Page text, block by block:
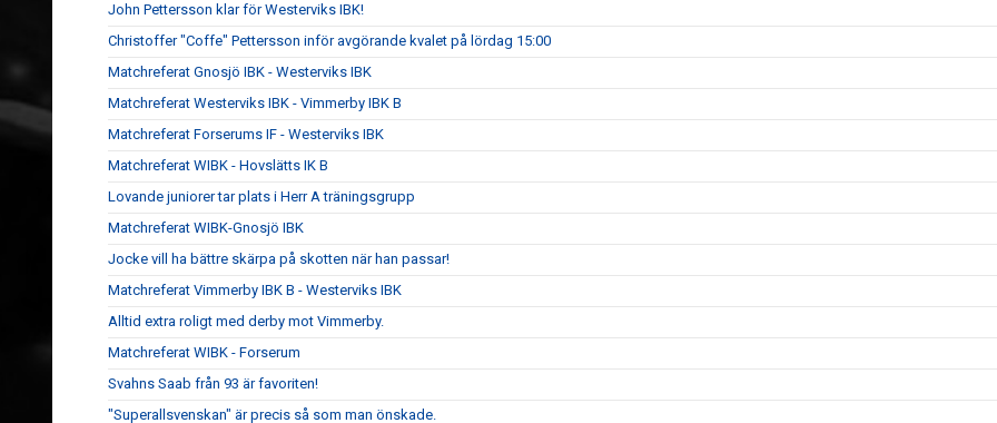
John Pettersson klar för Westerviks IBK!
Christoffer "Coffe" Pettersson inför avgörande kvalet på lördag 15:00
Matchreferat Gnosjö IBK - Westerviks IBK
Matchreferat Westerviks IBK - Vimmerby IBK B
Matchreferat Forserums IF - Westerviks IBK
Matchreferat WIBK - Hovslätts IK B
Lovande juniorer tar plats i Herr A träningsgrupp
Matchreferat WIBK-Gnosjö IBK
Jocke vill ha bättre skärpa på skotten när han passar!
Matchreferat Vimmerby IBK B - Westerviks IBK
Alltid extra roligt med derby mot Vimmerby.
Matchreferat WIBK - Forserum
Svahns Saab från 93 är favoriten!
"Superallsvenskan" är precis så som man önskade.